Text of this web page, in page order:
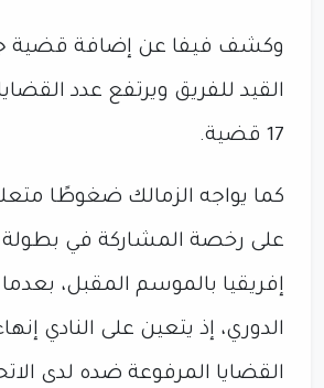
وكشف فيفا عن إضافة قضية
القيد للفريق ويرتفع عدد
17 قضية.
كما يواجه الزمالك ضغوطًا
على رخصة المشاركة في بطولة
إفريقيا بالموسم المقبل،
الدوري، إذ يتعين على النادي
القضايا المرفوعة ضده لدى